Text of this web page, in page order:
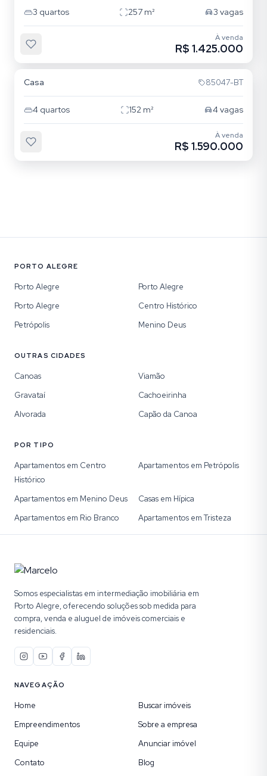
3 quartos 257 m² 3 vagas
À venda
R$ 1.425.000
Casa 85047-BT
4 quartos 152 m² 4 vagas
À venda
R$ 1.590.000
PORTO ALEGRE
Porto Alegre
Porto Alegre
Porto Alegre
Centro Histórico
Petrópolis
Menino Deus
OUTRAS CIDADES
Canoas
Viamão
Gravataí
Cachoeirinha
Alvorada
Capão da Canoa
POR TIPO
Apartamentos em Centro
Histórico
Apartamentos em Petrópolis
Apartamentos em Menino Deus
Casas em Hípica
Apartamentos em Rio Branco
Apartamentos em Tristeza
Somos especialistas em intermediação imobiliária em
Porto Alegre, oferecendo soluções sob medida para
compra, venda e aluguel de imóveis comerciais e
residenciais.
NAVEGAÇÃO
Home
Buscar imóveis
Empreendimentos
Sobre a empresa
Equipe
Anunciar imóvel
Contato
Blog